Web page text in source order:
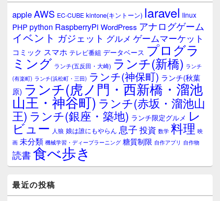
ウ
ィ
ジ
ェ
ア
appleAWS EC-CUBE kintone(キントーン) laravel linux
PHPpython RaspberryPi WordPress アナログゲーム
イベント ガジェット グルメ ゲームマーケット
コミック スマホ テレビ番組 データベース プログラ
ミング ランチ(五反田・大崎) ランチ(新橋) ランチ
(有楽町) ランチ(浜松町・三田) ランチ(神保町) ランチ(秋葉
原) ランチ(虎ノ門・西新橋・溜池
山王・神谷町) ランチ(赤坂・溜池山
王) ランチ(銀座・築地) ランチ限定グルメ レ
ビュー 人狼 娘は誰にもやらん 息子 投資 数学 料理 映
画 未分類 機械学習・ディープラーニング 糖質制限 自作アプリ 自作物
読書食べ歩き
最近の投稿